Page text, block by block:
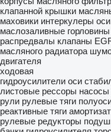
клапанной крышки
маховики интеркулеры
маслозаливные горловины
распредвалы клапаны
масляного радиатора
двигателя
ходовая
гидроусилители оси
листовые рессоры насосы
рули рулевые тяги
реактивные тяги
рулевые редукторы